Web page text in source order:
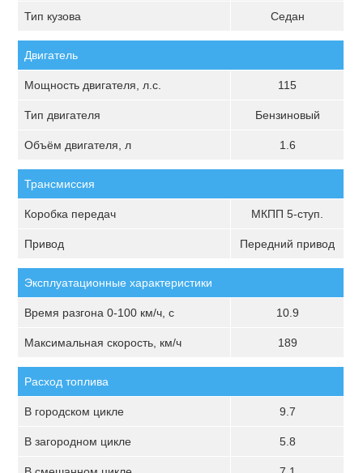
Тип кузова Седан
Двигатель
Мощность двигателя, л.с. 115
Тип двигателя Бензиновый
Объём двигателя, л 1.6
Трансмиссия
Коробка передач МКПП 5-ступ.
Привод Передний привод
Эксплуатационные характеристики
Время разгона 0-100 км/ч, с 10.9
Максимальная скорость, км/ч 189
Расход топлива
В городском цикле 9.7
В загородном цикле 5.8